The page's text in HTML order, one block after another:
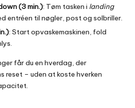
(3 min.): Tøm tasken i landing
entréen til nøgler, post og solbriller.
: Start opvaskemaskinen, fold
får du en hverdag, der
reset – uden at koste hverken